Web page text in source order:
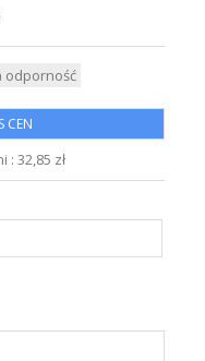
odporność
CEN
: 32,85 zł